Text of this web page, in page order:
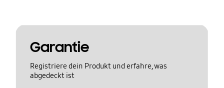
Garantie
Registriere dein Produkt und erfahre, was
abgedeckt ist